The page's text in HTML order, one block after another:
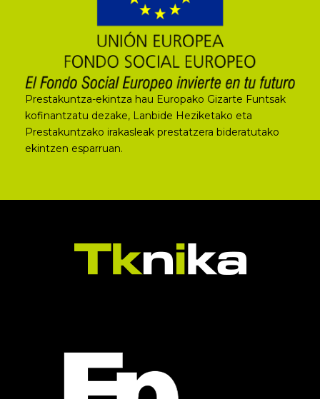
Prestakuntza-ekintza hau Europako Gizarte Funtsak
kofinantzatu dezake, Lanbide Heziketako eta
Prestakuntzako irakasleak prestatzera bideratutako
ekintzen esparruan.